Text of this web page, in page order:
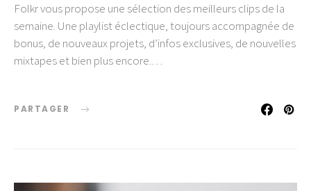
Folkr vous propose une sélection des meilleurs clips de la
semaine. Une playlist éclectique, toujours accompagnée de
bonus, de nouveaux projets, d’infos exclusives, de nouvelles
mixtapes et bien plus encore.…
PARTAGER